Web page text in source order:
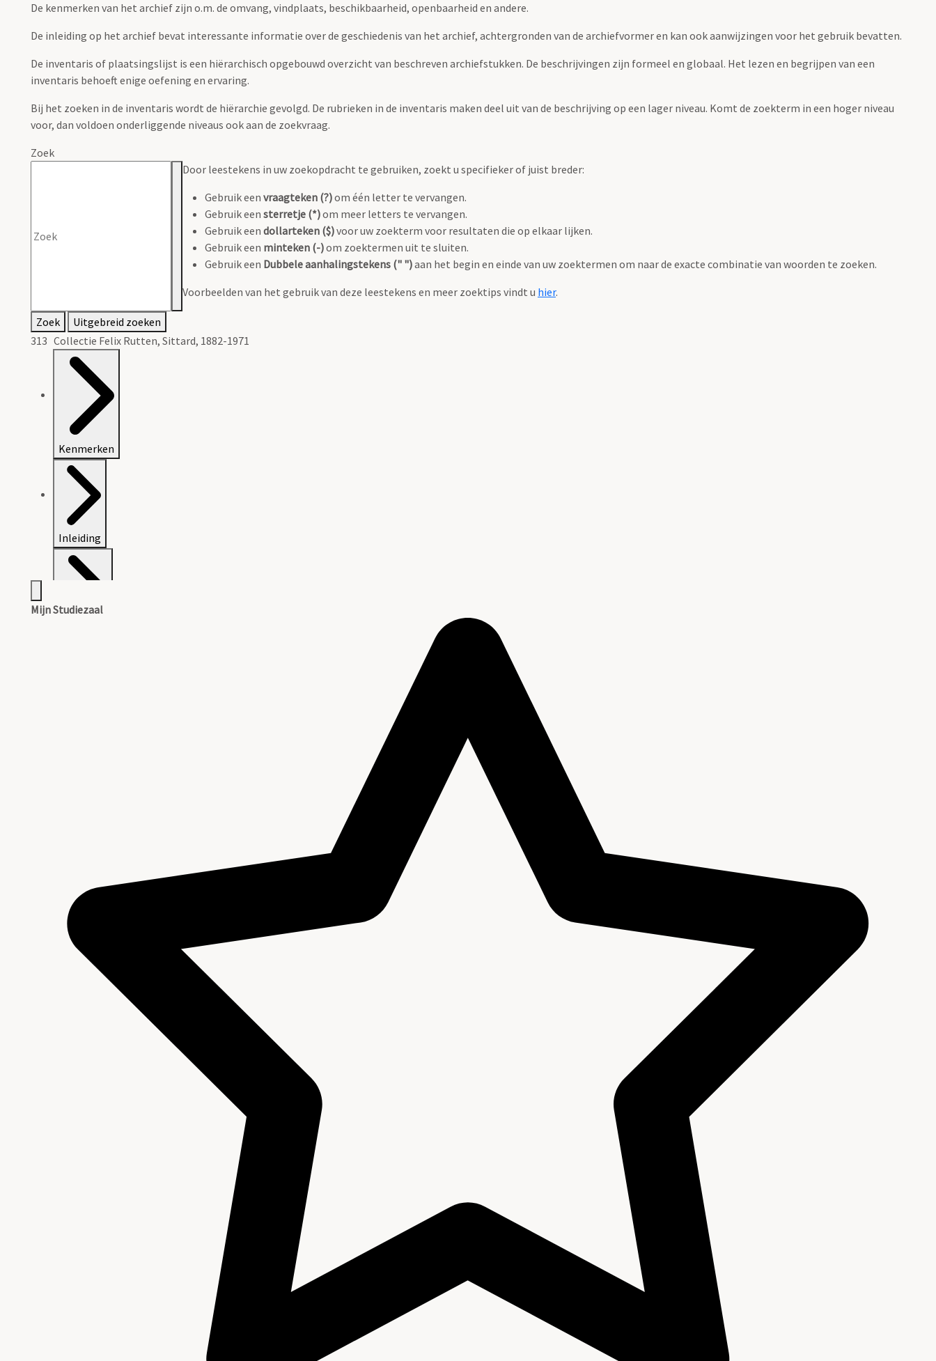
De kenmerken van het archief zijn o.m. de omvang, vindplaats, beschikbaarheid, openbaarheid en andere.
De inleiding op het archief bevat interessante informatie over de geschiedenis van het archief, achtergronden van de archiefvormer en kan ook aanwijzingen voor het gebruik bevatten.
De inventaris of plaatsingslijst is een hiërarchisch opgebouwd overzicht van beschreven archiefstukken. De beschrijvingen zijn formeel en globaal. Het lezen en begrijpen van een
inventaris behoeft enige oefening en ervaring.
Bij het zoeken in de inventaris wordt de hiërarchie gevolgd. De rubrieken in de inventaris maken deel uit van de beschrijving op een lager niveau. Komt de zoekterm in een hoger niveau
voor, dan voldoen onderliggende niveaus ook aan de zoekvraag.
Zoek
Door leestekens in uw zoekopdracht te gebruiken, zoekt u specifieker of juist breder:
Gebruik een vraagteken (?)om één letter te vervangen.
Gebruik een sterretje (*)om meer letters te vervangen.
Gebruik een dollarteken ($)voor uw zoekterm voor resultaten die op elkaar lijken.
Gebruik een minteken (-)om zoektermen uit te sluiten.
Gebruik een Dubbele aanhalingstekens (" ")aan het begin en einde van uw zoektermen om naar de exacte combinatie van woorden te zoeken.
Voorbeelden van het gebruik van deze leestekens en meer zoektips vindt u hier.
Zoek
Uitgebreid zoeken
313 Collectie Felix Rutten, Sittard, 1882-1971
Kenmerken
Inleiding
Mijn Studiezaal